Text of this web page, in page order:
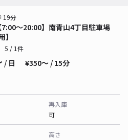
7:00～20:00】南青山4丁目駐車場
】
19分
5 / 1件
/ 日 ¥350〜 / 15分
再入庫
可
高さ